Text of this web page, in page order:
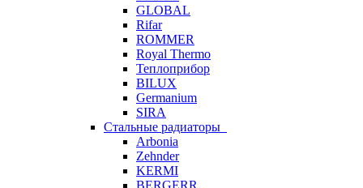
GLOBAL
Rifar
ROMMER
Royal Thermo
Теплоприбор
BILUX
Germanium
SIRA
Стальные радиаторы
Arbonia
Zehnder
KERMI
BERGERR